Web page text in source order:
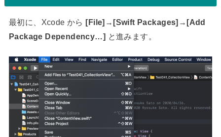
最初に、Xcode から [File]→[Swift Packages]→[Add
Package Dependency…] と進みます。